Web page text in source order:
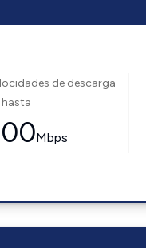
de descarga
hasta
Mbps